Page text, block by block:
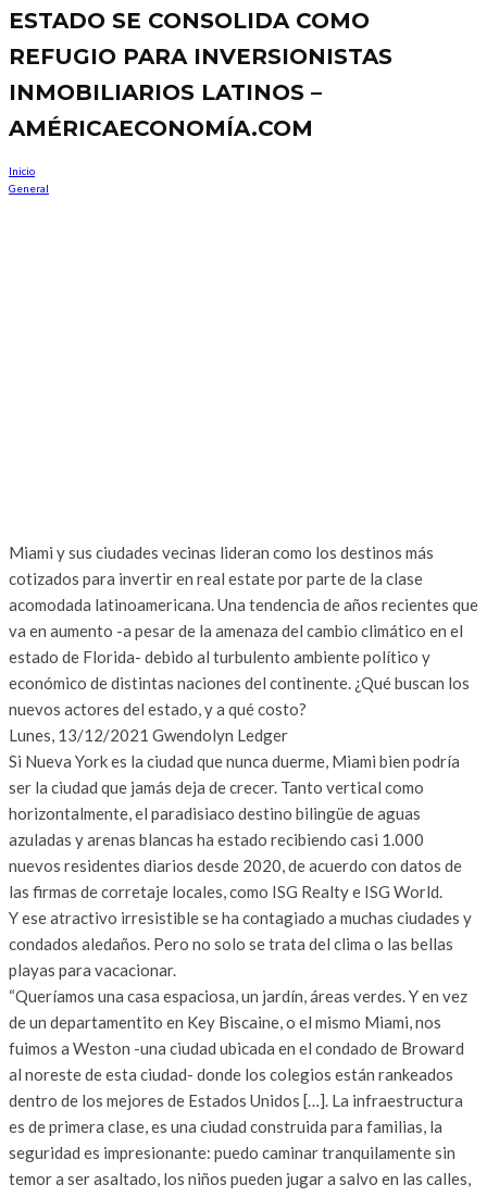
ESTADO SE CONSOLIDA COMO
REFUGIO PARA INVERSIONISTAS
INMOBILIARIOS LATINOS –
AMÉRICAECONOMÍA.COM
Inicio
General
Miami y sus ciudades vecinas lideran como los destinos más
cotizados para invertir en real estate por parte de la clase
acomodada latinoamericana. Una tendencia de años recientes que
va en aumento -a pesar de la amenaza del cambio climático en el
estado de Florida- debido al turbulento ambiente político y
económico de distintas naciones del continente. ¿Qué buscan los
nuevos actores del estado, y a qué costo?
Lunes, 13/12/2021 Gwendolyn Ledger
Si Nueva York es la ciudad que nunca duerme, Miami bien podría
ser la ciudad que jamás deja de crecer. Tanto vertical como
horizontalmente, el paradisiaco destino bilingüe de aguas
azuladas y arenas blancas ha estado recibiendo casi 1.000
nuevos residentes diarios desde 2020, de acuerdo con datos de
las firmas de corretaje locales, como ISG Realty e ISG World.
Y ese atractivo irresistible se ha contagiado a muchas ciudades y
condados aledaños. Pero no solo se trata del clima o las bellas
playas para vacacionar.
“Queríamos una casa espaciosa, un jardín, áreas verdes. Y en vez
de un departamentito en Key Biscaine, o el mismo Miami, nos
fuimos a Weston -una ciudad ubicada en el condado de Broward
al noreste de esta ciudad- donde los colegios están rankeados
dentro de los mejores de Estados Unidos […]. La infraestructura
es de primera clase, es una ciudad construida para familias, la
seguridad es impresionante: puedo caminar tranquilamente sin
temor a ser asaltado, los niños pueden jugar a salvo en las calles,